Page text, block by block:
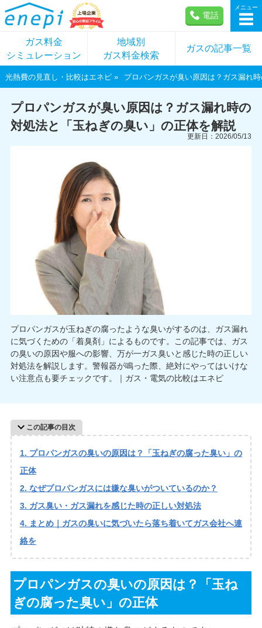
電話
メニュー
ガス料金
シミュレーション
地域別
ガス料金検索
ガスの記事一覧
光熱費の見直し・比較はエネピ プロパンガスが臭い原因は？ガス漏れ
プロパンガスが臭い原因は？ガス漏れ時の
対処法と「玉ねぎの臭い」の正体を解説
更新日：2026/05/13
プロパンガスが玉ねぎの腐ったような臭いがするのは、ガス漏れ
に気づくための「着臭剤」によるものです。この記事では、ガス
の臭いの原因や服への影響、万が一ガス臭いと感じた時の正しい
対処法を解説します。警報器が鳴った際、絶対にやってはいけな
い注意点も要チェックです。｜ガス・電気の比較はエネピ
この記事の目次
プロパンガスの臭いの原因は？「玉ねぎの腐った臭い」の
正体
なぜプロパンガスには嫌な臭いがついているのか？
ガス臭い・ガス漏れを感じた時の正しい対処法
まとめ｜ガスの臭いに気づいたら落ち着いてガス会社へ連
絡を
プロパンガスの臭いの原因は？「玉ね
ぎの腐った臭い」の正体